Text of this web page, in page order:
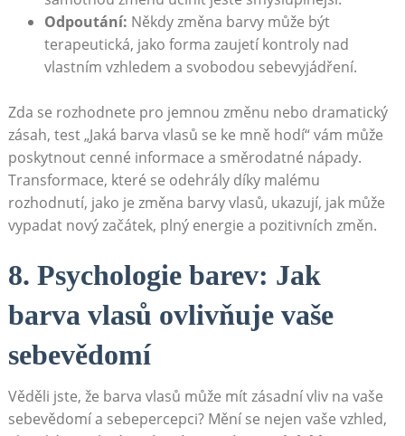
Odpoutání: Někdy⁣ změna barvy může ⁤být
terapeutická, jako forma zaujetí kontroly nad
vlastním vzhledem a‍ svobodou sebevyjádření.
Zda ⁣se rozhodnete⁤ pro jemnou změnu nebo dramatický
zásah, ‌test „Jaká barva ⁢vlasů se ⁣ke mně hodí“ vám může‍
poskytnout cenné‌ informace a‌ směrodatné nápady.
Transformace, které​ se odehrály⁤ díky malému
rozhodnutí, jako je‌ změna barvy vlasů, ukazují, jak může
vypadat ⁢nový ‌začátek, ‌plný energie a ⁣pozitivních ‌změn.
8. Psychologie barev: Jak​
barva vlasů‌ ovlivňuje vaše⁤
sebevědomí
Věděli jste, že barva vlasů ⁣může mít zásadní vliv na vaše‌
sebevědomí a ⁢sebepercepci? ⁤Mění se ⁣nejen⁢ vaše vzhled,⁢